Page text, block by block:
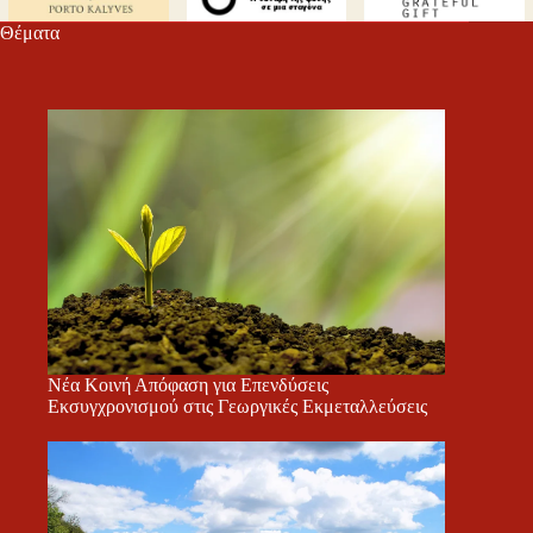
τε
Θέματα
Νέα Κοινή Απόφαση για Επενδύσεις
Εκσυγχρονισμού στις Γεωργικές Εκμεταλλεύσεις